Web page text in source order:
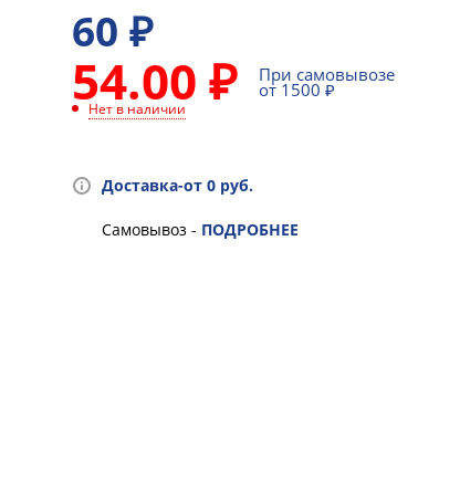
60 ₽
54.00 ₽ При самовывозе
от 1500 ₽
Нет в наличии
Доставка-от 0 руб.
Самовывоз - ПОДРОБНЕЕ